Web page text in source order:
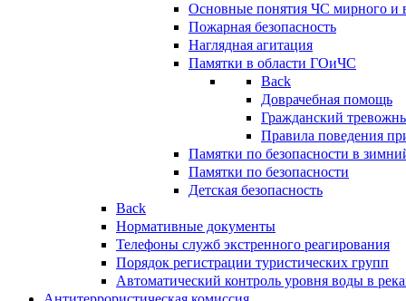
Основные понятия ЧС мирного и
Пожарная безопасность
Наглядная агитация
Памятки в области ГОиЧС
Back
Доврачебная помощь
Гражданский
Правила поведения
Памятки по безопасности в
Памятки по безопасности
Детская безопасность
Back
Нормативные документы
Телефоны служб экстренного реагирования
Порядок регистрации туристических групп
Автоматический контроль уровня воды в